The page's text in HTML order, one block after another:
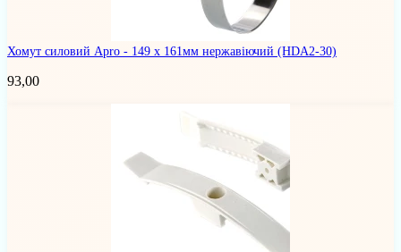
Хомут силовий Apro - 149 x 161мм нержавіючий (HDA2-30)
93,00